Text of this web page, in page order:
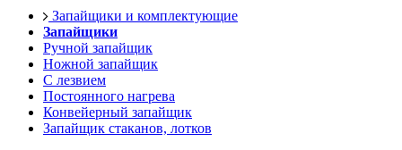
Запайщики и комплектующие
Запайщики
Ручной запайщик
Ножной запайщик
С лезвием
Постоянного нагрева
Конвейерный запайщик
Запайщик стаканов, лотков